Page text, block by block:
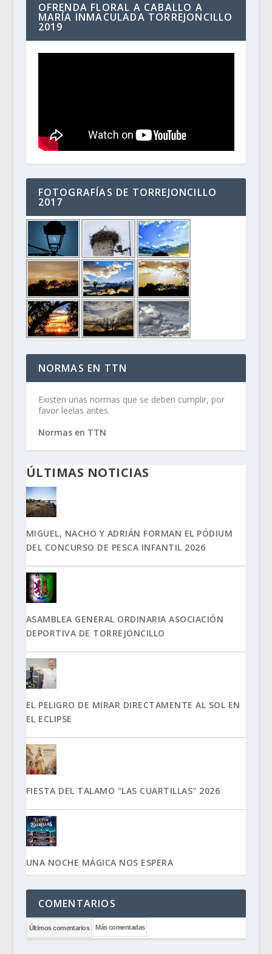
OFRENDA FLORAL A CABALLO A
MARÍA INMACULADA TORREJONCILLO
2019
FOTOGRAFÍAS DE TORREJONCILLO
2017
NORMAS EN TTN
Existen unas normas que se deben cumplir, por
favor leelas antes.
Normas en TTN
ÚLTIMAS NOTICIAS
MIGUEL, NACHO Y ADRIÁN FORMAN EL PÓDIUM
DEL CONCURSO DE PESCA INFANTIL 2026
ASAMBLEA GENERAL ORDINARIA ASOCIACIÓN
DEPORTIVA DE TORREJONCILLO
EL PELIGRO DE MIRAR DIRECTAMENTE AL SOL EN
EL ECLIPSE
FIESTA DEL TALAMO "LAS CUARTILLAS" 2026
UNA NOCHE MÁGICA NOS ESPERA
COMENTARIOS
Últimos comentarios Más comentadas